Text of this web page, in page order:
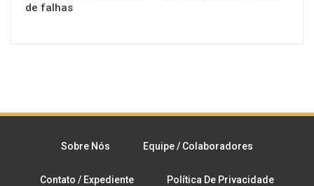
de falhas
Sobre Nós Equipe / Colaboradores
Contato / Expediente Política De Privacidade